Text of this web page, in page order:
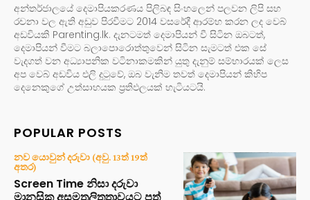
අන්තර්ජාලයේ දෙමාපියකරණය පිලිබඳ සිංහලෙන් පලවන ලිපි සහ
රචනා වල ඇති අඩුව පිරවීමට 2014 වසරේදී ආරම්භ කරන ලද වෙබ්
අඩවියකි Parenting.lk. දැනටමත් දෙමාපියන් වී සිටින ඔබටත්,
දෙමාපියන් වීමට බලාපොරොත්තුවෙන් සිටින සැමටත් එක සේ
වැදගත් වන අධ්‍යාපනික වටිනාකමකින් යුතු දැනුම් සම්භාරයක් ලෙස
අප වෙබ් අඩවිය එලි දුටුවේ, ඔබ වැනිම තවත් දෙමාපියන් කිහිප
දෙනෙකුගේ උත්සාහයක ප්‍රතිඵලයක් හැටියටයි.
POPULAR POSTS
නව යොවුන් දරුවා (අවු. 13ත් 19ත්
අතර)
Screen Time නිසා දරුවා
මානසික අසමතුලිතතාවයට පත්